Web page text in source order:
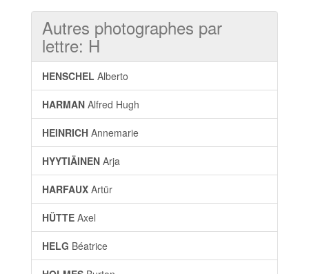
Autres photographes par
lettre: H
HENSCHEL Alberto
HARMAN Alfred Hugh
HEINRICH Annemarie
HYYTIÄINEN Arja
HARFAUX Artür
HÜTTE Axel
HELG Béatrice